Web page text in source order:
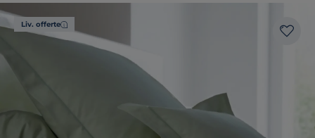
Liv. offerte